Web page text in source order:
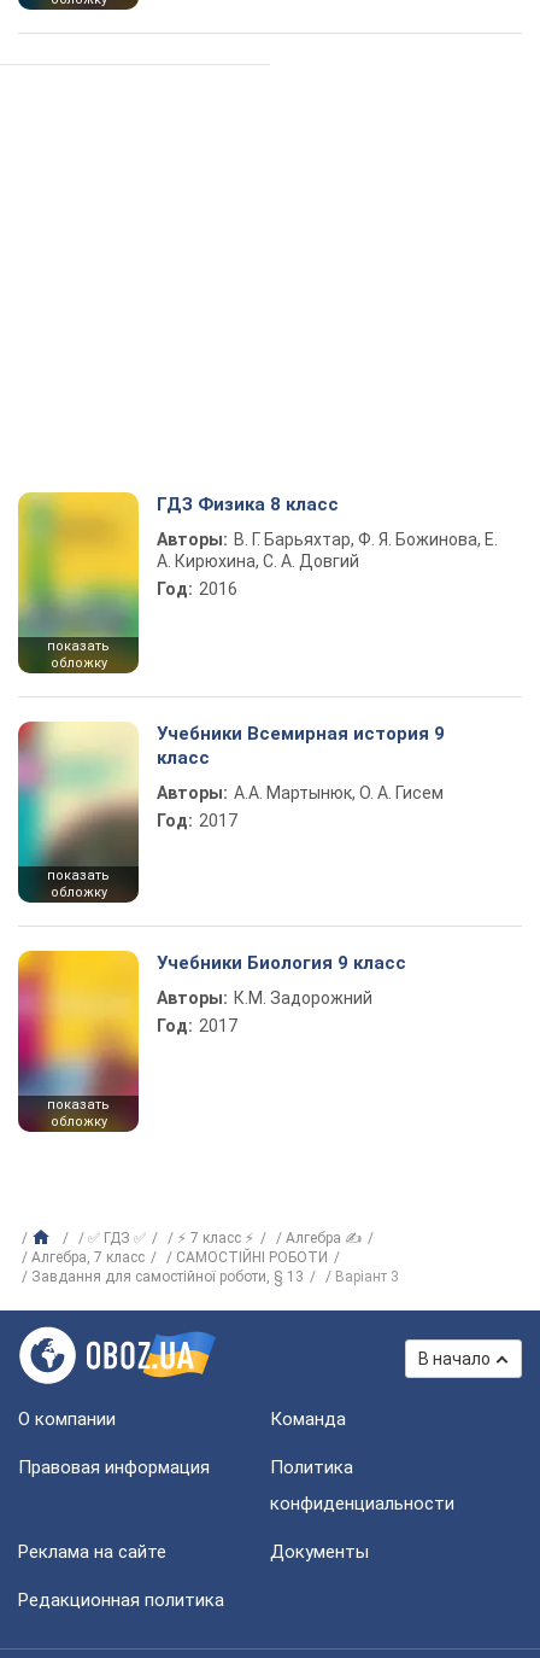
показать
обложку
ГДЗ Физика 8 класс
Авторы: В. Г. Барьяхтар, Ф. Я. Божинова, Е.
А. Кирюхина, С. А. Довгий
Год: 2016
показать
обложку
Учебники Всемирная история 9
класс
Авторы: А.А. Мартынюк, О. А. Гисем
Год: 2017
показать
обложку
Учебники Биология 9 класс
Авторы: К.М. Задорожний
Год: 2017
✅ ГДЗ ✅ ⚡ 7 класс ⚡
Алгебра ✍
Алгебра, 7 класс
САМОСТІЙНІ РОБОТИ
Завдання для самостійної роботи, § 13
Варіант 3
В начало
О компании Команда
Правовая информация
Политика
конфиденциальности
Реклама на сайте Документы
Редакционная политика